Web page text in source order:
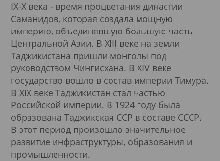
IX-X века - время процветания династии
Саманидов, которая создала мощную
империю, объединявшую большую часть
Центральной Азии. В XIII веке на земли
Таджикистана пришли монголы под
руководством Чингисхана. В XIV веке
государство вошло в состав империи Тимура.
В XIX веке Таджикистан стал частью
Российской империи. В 1924 году была
образована Таджикская ССР в составе СССР.
В этот период произошло значительное
развитие инфраструктуры, образования и
промышленности.